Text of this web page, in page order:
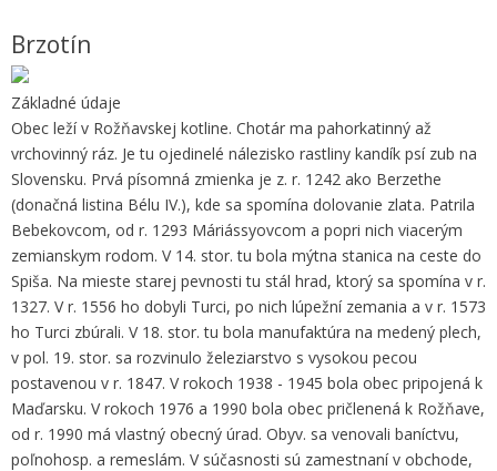
Brzotín
Základné údaje
Obec leží v Rožňavskej kotline. Chotár ma pahorkatinný až
vrchovinný ráz. Je tu ojedinelé nálezisko rastliny kandík psí zub na
Slovensku. Prvá písomná zmienka je z. r. 1242 ako Berzethe
(donačná listina Bélu IV.), kde sa spomína dolovanie zlata. Patrila
Bebekovcom, od r. 1293 Máriássyovcom a popri nich viacerým
zemianskym rodom. V 14. stor. tu bola mýtna stanica na ceste do
Spiša. Na mieste starej pevnosti tu stál hrad, ktorý sa spomína v r.
1327. V r. 1556 ho dobyli Turci, po nich lúpežní zemania a v r. 1573
ho Turci zbúrali. V 18. stor. tu bola manufaktúra na medený plech,
v pol. 19. stor. sa rozvinulo železiarstvo s vysokou pecou
postavenou v r. 1847. V rokoch 1938 - 1945 bola obec pripojená k
Maďarsku. V rokoch 1976 a 1990 bola obec pričlenená k Rožňave,
od r. 1990 má vlastný obecný úrad. Obyv. sa venovali baníctvu,
poľnohosp. a remeslám. V súčasnosti sú zamestnaní v obchode,